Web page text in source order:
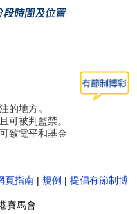
的地方。
可被判監禁。
致電平和基金
頁指南 | 規例 | 提倡有節制博
賽馬會